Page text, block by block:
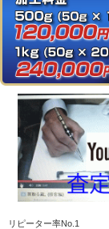
リピーター率No.1